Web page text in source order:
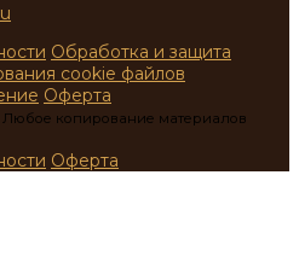
Обработка и защита
cookie файлов
Оферта
копирование материалов
Оферта